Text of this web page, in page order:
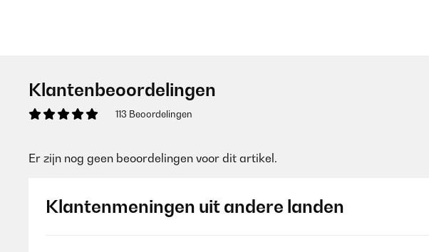
Klantenbeoordelingen
113 Beoordelingen
Er zijn nog geen beoordelingen voor dit artikel.
Klantenmeningen uit andere landen